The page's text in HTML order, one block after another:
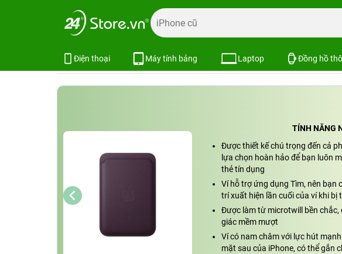
Điện thoại Máy tính bảng Laptop Đồng hồ
Trang chủ Phụ kiện Apple Ví
Ví Vải Tinh Dệt MagSafe cho iPhone (2024) |
Xem cấu hình So sánh
TÍNH NĂNG
Được thiết kế chú trọng đến cả
lựa chọn hoàn hảo để bạn luôn
thẻ tín dụng
Ví hỗ trợ ứng dụng Tìm, nên bạn
trí xuất hiện lần cuối của ví khi bị
Được làm từ microtwill bền chắc,
giác mềm mượt
Ví có nam châm với lực hút
mặt sau của iPhone, có thể gắn